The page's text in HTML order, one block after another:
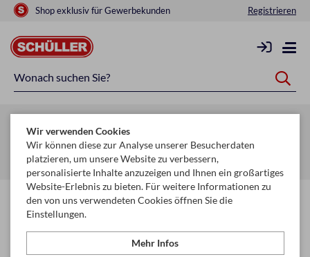
Shop exklusiv für Gewerbekunden Registrieren
Startseite Schule & Büro
Schreiben, Zeichnen & Korrigieren
Buntstifte
Wir verwenden Cookies
Wir können diese zur Analyse unserer Besucherdaten
platzieren, um unsere Website zu verbessern,
personalisierte Inhalte anzuzeigen und Ihnen ein großartiges
Website-Erlebnis zu bieten. Für weitere Informationen zu
den von uns verwendeten Cookies öffnen Sie die
Einstellungen.
Mehr Infos